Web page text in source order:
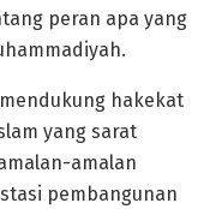
peran apa yang
hakekat
yang sarat
amalan
pembangunan